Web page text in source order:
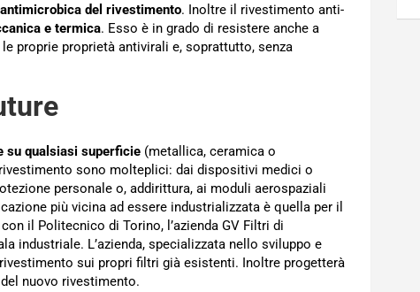
del rivestimento. Inoltre il rivestimento anti-
e termica. Esso è in grado di resistere anche a
proprie proprietà antivirali e, soprattutto, senza
su qualsiasi superficie (metallica, ceramica o
sono molteplici: dai dispositivi medici o
personale o, addirittura, ai moduli aerospaziali
più vicina ad essere industrializzata è quella per il
il Politecnico di Torino, l’azienda GV Filtri di
industriale. L’azienda, specializzata nello sviluppo e
sui propri filtri già esistenti. Inoltre progetterà
nuovo rivestimento.